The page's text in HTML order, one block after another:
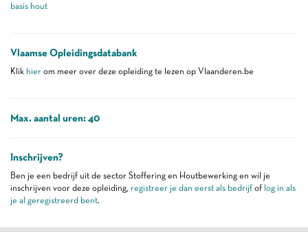
basis hout
Vlaamse Opleidingsdatabank
Klik hier om meer over deze opleiding te lezen op Vlaanderen.be
Max. aantal uren: 40
Inschrijven?
Ben je een bedrijf uit de sector Stoffering en Houtbewerking en wil je
inschrijven voor deze opleiding, registreer je dan eerst als bedrijf of log in als
je al geregistreerd bent.